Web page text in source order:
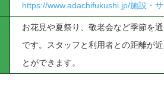
https://www.adachifukushi.jp/施設・
お花見や夏祭り、敬老会など季節を
です。スタッフと利用者との距離が
とができます。